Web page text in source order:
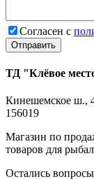
Cогласен с
ТД "Клёвое
Кинешемское ш.,
156019
Магазин по
товаров для
Остались